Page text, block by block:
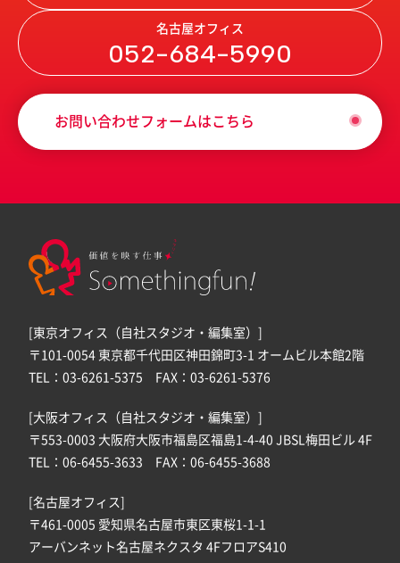
名古屋オフィス
052-684-5990
お問い合わせフォームはこちら
[東京オフィス（自社スタジオ・編集室）]
〒101-0054 東京都千代田区神田錦町3-1 オームビル本館2階
TEL：03-6261-5375 FAX：03-6261-5376
[大阪オフィス（自社スタジオ・編集室）]
〒553-0003 大阪府大阪市福島区福島1-4-40 JBSL梅田ビル 4F
TEL：06-6455-3633 FAX：06-6455-3688
[名古屋オフィス]
〒461-0005 愛知県名古屋市東区東桜1-1-1
アーバンネット名古屋ネクスタ 4FフロアS410